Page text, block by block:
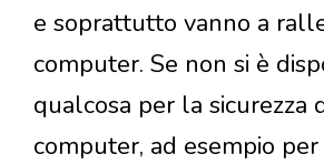
e soprattutto vanno a
computer. Se non si è
qualcosa per la sicurezza
computer, ad esempio